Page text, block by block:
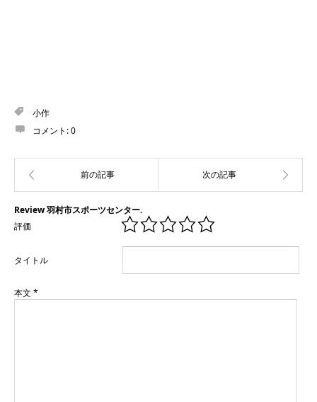
小作
コメント:0
Review 羽村市スポーツセンター.
評価
タイトル
本文 *